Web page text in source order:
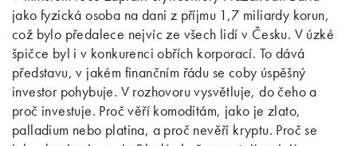
jako fyzická osoba na dani z příjmu 1,7 miliardy korun,
což bylo předalece nejvíc ze všech lidí v Česku. V úzké
špičce byl i v konkurenci obřích korporací. To dává
představu, v jakém finančním řádu se coby úspěšný
investor pohybuje. V rozhovoru vysvětluje, do čeho a
proč investuje. Proč věří komoditám, jako je zlato,
palladium nebo platina, a proč nevěří kryptu. Proč se